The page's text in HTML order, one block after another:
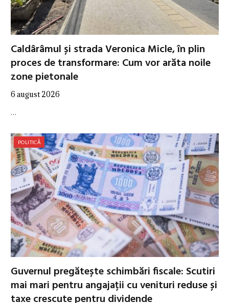
Caldârâmul și strada Veronica Micle, în plin
proces de transformare: Cum vor arăta noile
zone pietonale
6 august 2026
…
POLITICĂ
Guvernul pregătește schimbări fiscale: Scutiri
mai mari pentru angajații cu venituri reduse și
taxe crescute pentru dividende